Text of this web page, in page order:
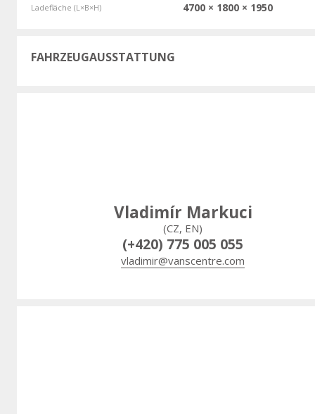
Ladefläche (L×B×H)
4700 × 1800 × 1950
FAHRZEUGAUSSTATTUNG
Vladimír Markuci
(CZ, EN)
(+420) 775 005 055
vladimir@vanscentre.com